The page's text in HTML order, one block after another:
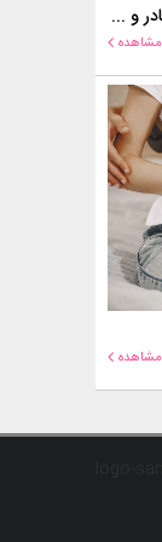
کاشت ناخن در بارداری؛ آیا انجام آن برای مادر و جنین خطر دارد؟
مشاهده
مشاهده